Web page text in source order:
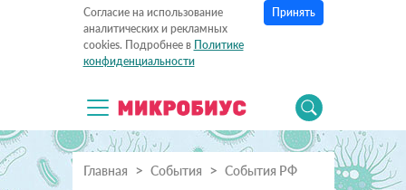
Согласие на использование
аналитических и рекламных
cookies. Подробнее в Политике
конфиденциальности
Принять
Главная События События РФ